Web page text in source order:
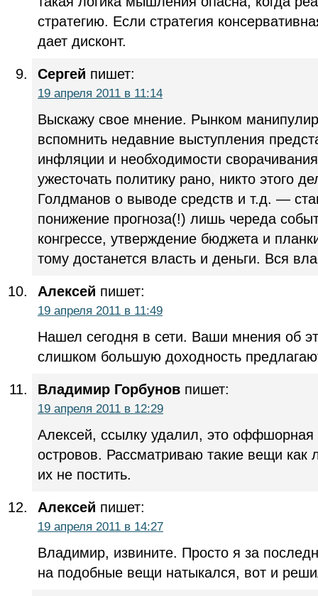
стратегию. Если стратегия
дает дисконт.
Сергей пишет:
19 апреля 2011 в 11:14
Выскажу свое мнение. Рынком
вспомнить недавние выступления
инфляции и необходимости
ужесточать политику рано, никто этого
Голдманов о выводе средств и т.д. —
понижение прогноза(!) лишь череда
конгрессе, утверждение бюджета и
тому достанется власть и деньги. Вся
Алексей пишет:
19 апреля 2011 в 11:49
Нашел сегодня в сети. Ваши мнения об
слишком большую доходность
Владимир Горбунов пишет:
19 апреля 2011 в 12:29
Алексей, ссылку удалил, это оффшорная
островов. Рассматриваю такие вещи
их не постить.
Алексей пишет:
19 апреля 2011 в 14:27
Владимир, извините. Просто я за
на подобные вещи натыкался, вот и